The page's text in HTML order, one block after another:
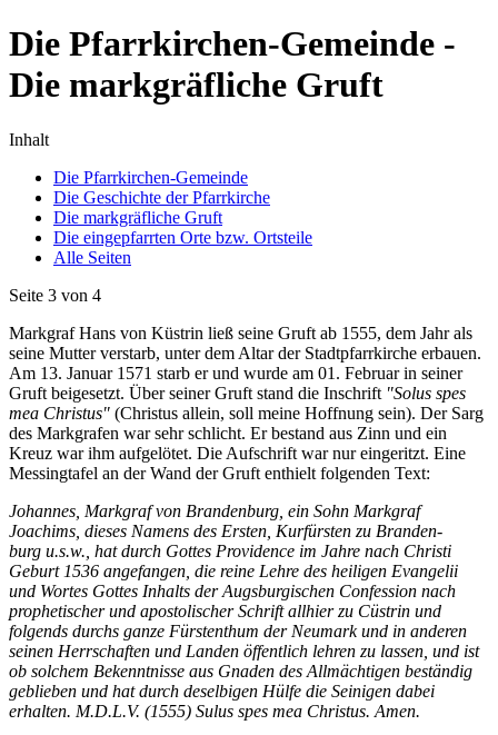
Die Pfarrkirchen-Gemeinde -
Die markgräfliche Gruft
Inhalt
Die Pfarrkirchen-Gemeinde
Die Geschichte der Pfarrkirche
Die markgräfliche Gruft
Die eingepfarrten Orte bzw. Ortsteile
Alle Seiten
Seite 3 von 4
Markgraf Hans von Küstrin ließ seine Gruft ab 1555, dem Jahr als
seine Mutter verstarb, unter dem Altar der Stadtpfarrkirche erbauen.
Am 13. Januar 1571 starb er und wurde am 01. Februar in seiner
Gruft beigesetzt. Über seiner Gruft stand die Inschrift "Solus spes
mea Christus" (Christus allein, soll meine Hoffnung sein). Der Sarg
des Markgrafen war sehr schlicht. Er bestand aus Zinn und ein
Kreuz war ihm aufgelötet. Die Aufschrift war nur eingeritzt. Eine
Messingtafel an der Wand der Gruft enthielt folgenden Text:
Johannes, Markgraf von Brandenburg, ein Sohn Markgraf
Joachims, dieses Namens des Ersten, Kurfürsten zu Branden-
burg u.s.w., hat durch Gottes Providence im Jahre nach Christi
Geburt 1536 angefangen, die reine Lehre des heiligen Evangelii
und Wortes Gottes Inhalts der Augsburgischen Confession nach
prophetischer und apostolischer Schrift allhier zu Cüstrin und
folgends durchs ganze Fürstenthum der Neumark und in anderen
seinen Herrschaften und Landen öffentlich lehren zu lassen, und ist
ob solchem Bekenntnisse aus Gnaden des Allmächtigen beständig
geblieben und hat durch deselbigen Hülfe die Seinigen dabei
erhalten. M.D.L.V. (1555) Sulus spes mea Christus. Amen.